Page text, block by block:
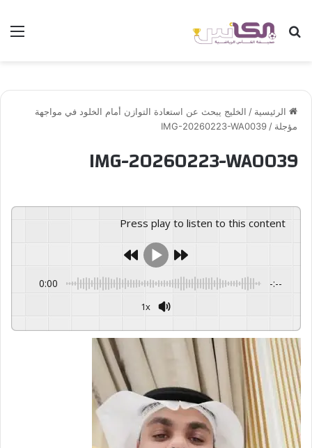
بحث عن
الرئيسية / الخليج يبحث عن استعادة التوازن أمام الخلود في مواجهة
مؤجلة /
IMG-20260223-WA0039
IMG-20260223-WA0039
Press play to listen to this content
0:00 -:--
1x